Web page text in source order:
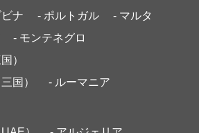
ナ
- ポルトガル
- マルタ
- モンテネグロ
）
国）
- ルーマニア